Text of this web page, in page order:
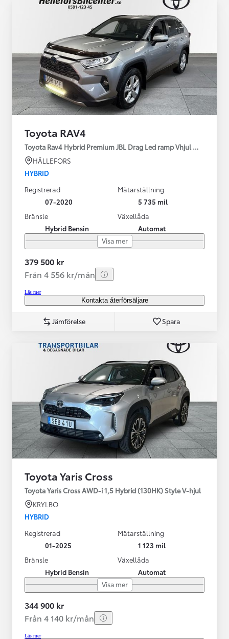
Toyota RAV4
Toyota Rav4 Hybrid Premium JBL Drag Led ramp Vhjul motorv
HÄLLEFORS
HYBRID
Registrerad
07-2020
Mätarställning
5 735 mil
Bränsle
Hybrid Bensin
Växellåda
Automat
Visa mer
379 500 kr
Från 4 556 kr/mån
Läs mer
Kontakta återförsäljare
Jämförelse Spara
Toyota Yaris Cross
Toyota Yaris Cross AWD-i 1,5 Hybrid (130HK) Style V-hjul
KRYLBO
HYBRID
Registrerad
01-2025
Mätarställning
1 123 mil
Bränsle
Hybrid Bensin
Växellåda
Automat
Visa mer
344 900 kr
Från 4 140 kr/mån
Läs mer